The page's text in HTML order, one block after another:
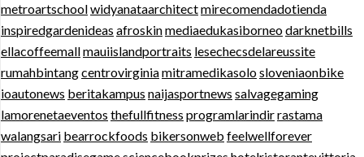
metroartschoolwidyanataarchitectmirecomendadotienda
inspiredgardenideas afroskinmediaedukasiborneodarknetbills
ellacoffeemallmauiislandportraits lesechecsdelareussite
rumahbintangcentrovirginiamitramedikasolosloveniaonbike
ioautonews beritakampus naijasportnews salvagegaming
lamorenetaeventos thefullfitness programlarindirrastama
walangsari bearrockfoods bikersonweb feelwellforever